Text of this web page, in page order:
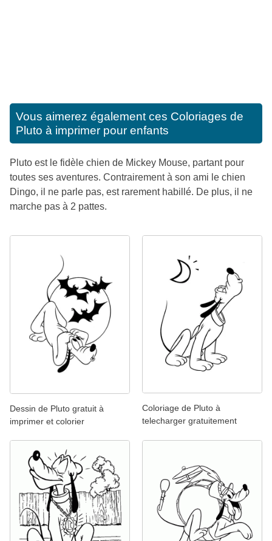
Vous aimerez également ces Coloriages de
Pluto à imprimer pour enfants
Pluto est le fidèle chien de Mickey Mouse, partant pour
toutes ses aventures. Contrairement à son ami le chien
Dingo, il ne parle pas, est rarement habillé. De plus, il ne
marche pas à 2 pattes.
Dessin de Pluto gratuit à
imprimer et colorier
Coloriage de Pluto à
telecharger gratuitement